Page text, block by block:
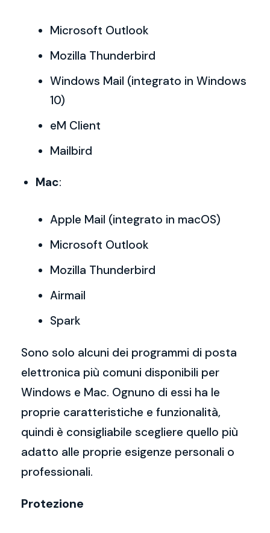
Microsoft Outlook
Mozilla Thunderbird
Windows Mail (integrato in Windows
10)
eM Client
Mailbird
Mac:
Apple Mail (integrato in macOS)
Microsoft Outlook
Mozilla Thunderbird
Airmail
Spark
Sono solo alcuni dei programmi di posta
elettronica più comuni disponibili per
Windows e Mac. Ognuno di essi ha le
proprie caratteristiche e funzionalità,
quindi è consigliabile scegliere quello più
adatto alle proprie esigenze personali o
professionali.
Protezione